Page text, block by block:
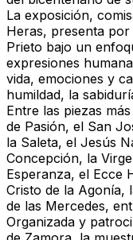
La exposición,
Heras, presenta
Prieto bajo un
expresiones
vida, emociones y
humildad, la
Entre las piezas
de Pasión, el San
la Saleta, el Jesús
Concepción, la
Esperanza, el Ecce
Cristo de la Agonía,
de las Mercedes,
Organizada y